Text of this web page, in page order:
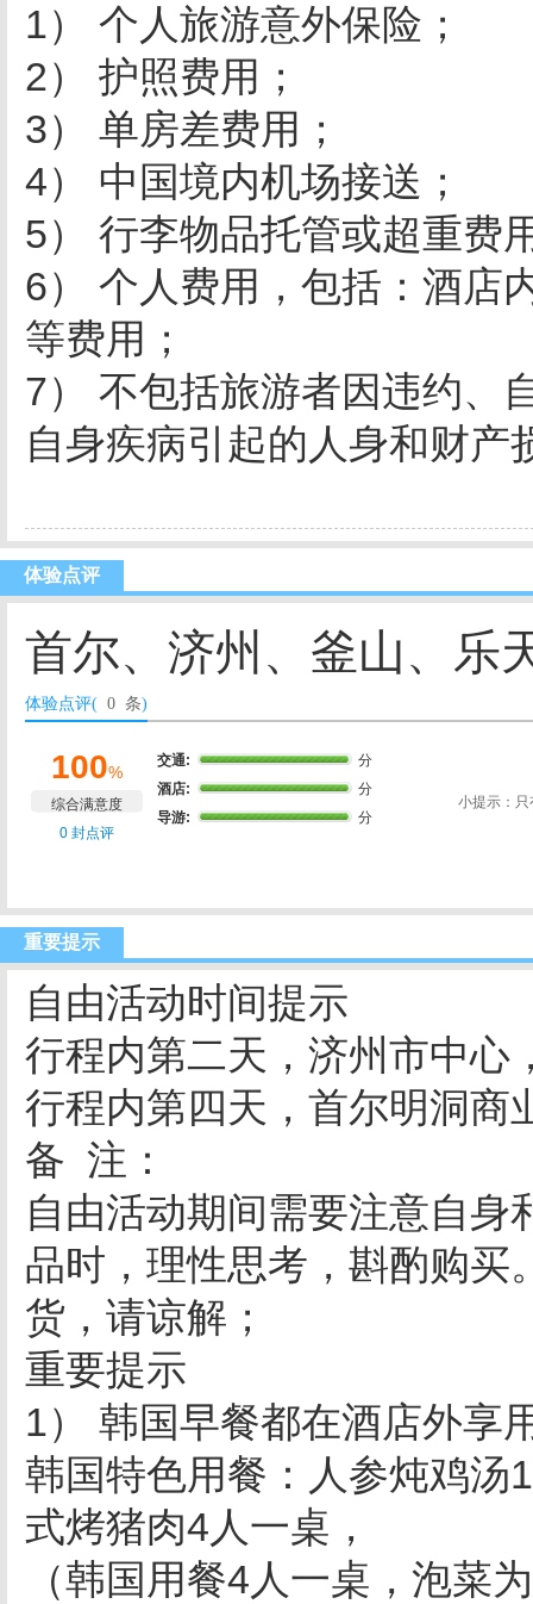
1） 个人旅游意外保险；
2） 护照费用；
3） 单房差费用；
4） 中国境内机场接送；
5） 行李物品托管或超重费
6） 个人费用，包括：酒店
等费用；
7） 不包括旅游者因违约、
自身疾病引起的人身和财产
体验点评
首尔、济州、釜山、乐
体验点评( 0 条)
100%
综合满意度
0 封点评
交通:
分
酒店:
分
导游:
分
小提示：
重要提示
自由活动时间提示
行程内第二天，济州市中心
行程内第四天，首尔明洞商
备 注：
自由活动期间需要注意自身
品时，理性思考，斟酌购买
货，请谅解；
重要提示
1） 韩国早餐都在酒店外享
韩国特色用餐：人参炖鸡汤
式烤猪肉4人一桌，
（韩国用餐4人一桌，泡菜